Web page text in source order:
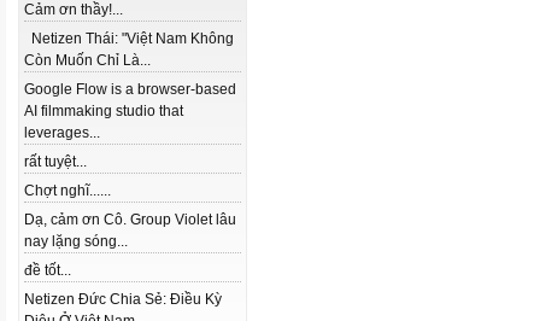
Cảm ơn thầy!...
Netizen Thái: "Việt Nam Không
Còn Muốn Chỉ Là...
Google Flow is a browser-based
AI filmmaking studio that
leverages...
rất tuyệt...
Chợt nghĩ......
Dạ, cảm ơn Cô. Group Violet lâu
nay lặng sóng...
đề tốt...
Netizen Đức Chia Sẻ: Điều Kỳ